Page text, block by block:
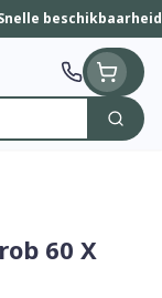
beschikbaarheid
Zoek
60 X